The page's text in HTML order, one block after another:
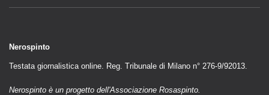
Nerospinto
Testata giornalistica online. Reg. Tribunale di Milano n° 276-9/92013.
Nerospinto è un progetto dell'Associazione Rosaspinto.